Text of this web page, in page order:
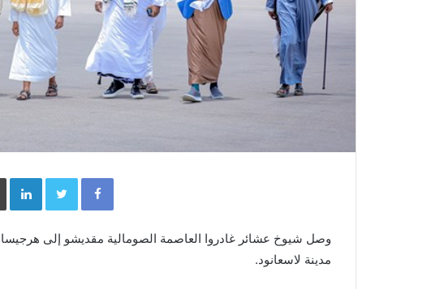
Facebook
Twitter
وصل شيوخ عشائر غادروا العاصمة الصومالية مقديشو إلى
مدينة لاسعانود.